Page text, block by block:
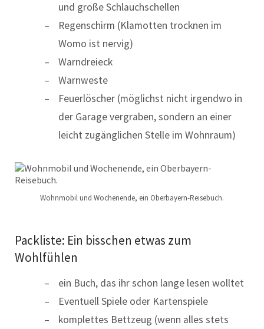
und große Schlauchschellen
Regenschirm (Klamotten trocknen im
Womo ist nervig)
Warndreieck
Warnweste
Feuerlöscher (möglichst nicht irgendwo in
der Garage vergraben, sondern an einer
leicht zugänglichen Stelle im Wohnraum)
Wohnmobil und Wochenende, ein Oberbayern-Reisebuch.
Packliste: Ein bisschen etwas zum
Wohlfühlen
ein Buch, das ihr schon lange lesen wolltet
Eventuell Spiele oder Kartenspiele
komplettes Bettzeug (wenn alles stets